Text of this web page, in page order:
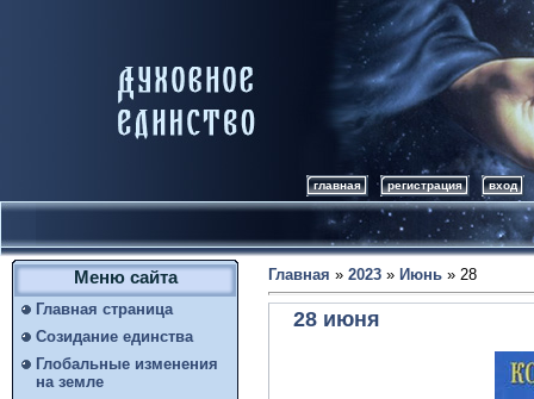
главная регистрация вход
Меню сайта
Главная страница
Созидание единства
Глобальные изменения
на земле
Главная » 2023 » Июнь » 28
28 июня